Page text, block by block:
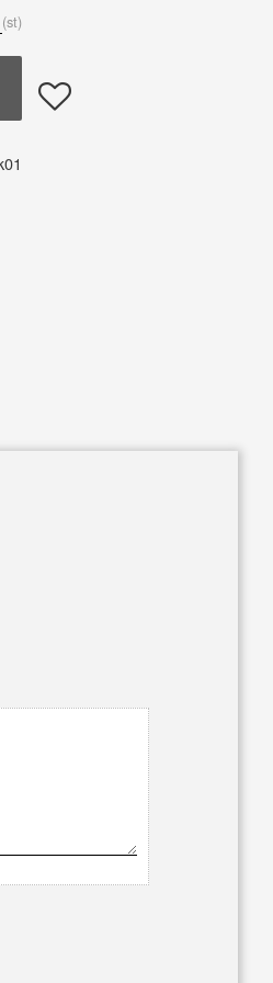
st
Lägg till i favoriter